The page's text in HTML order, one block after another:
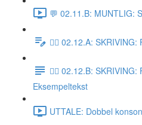
💬 02.11.B: MUNTLIG:
✍🏼 02.12.A:
✍🏼 02.12.B:
Eksempeltekst
UTTALE: Dobbel